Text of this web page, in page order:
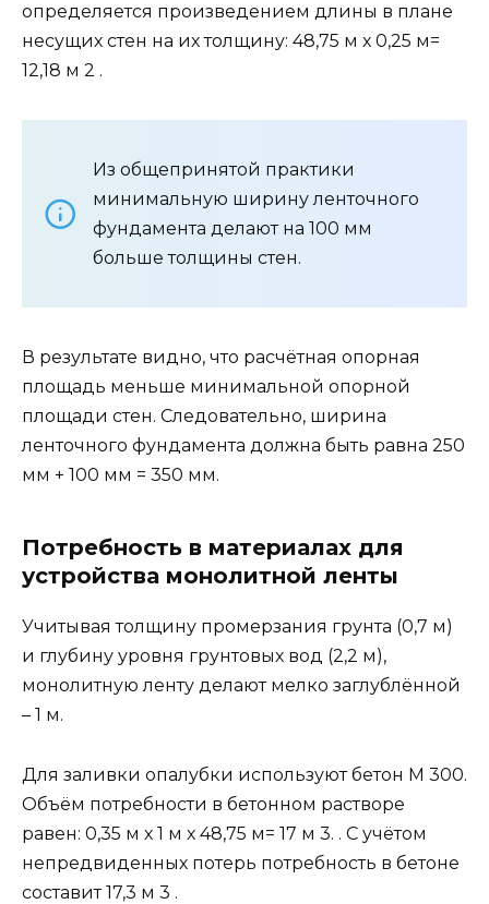
определяется произведением длины в плане
несущих стен на их толщину: 48,75 м х 0,25 м=
12,18 м 2 .
Из общепринятой практики
минимальную ширину ленточного
фундамента делают на 100 мм
больше толщины стен.
В результате видно, что расчётная опорная
площадь меньше минимальной опорной
площади стен. Следовательно, ширина
ленточного фундамента должна быть равна 250
мм + 100 мм = 350 мм.
Потребность в материалах для
устройства монолитной ленты
Учитывая толщину промерзания грунта (0,7 м)
и глубину уровня грунтовых вод (2,2 м),
монолитную ленту делают мелко заглублённой
– 1 м.
Для заливки опалубки используют бетон М 300.
Объём потребности в бетонном растворе
равен: 0,35 м х 1 м х 48,75 м= 17 м 3. . С учётом
непредвиденных потерь потребность в бетоне
составит 17,3 м 3 .